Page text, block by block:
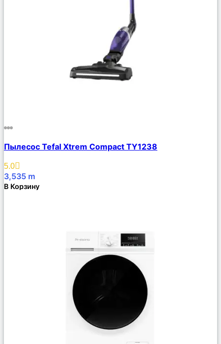
Описание
Избранное
Пылесос Tefal Xtrem Compact TY1238
5.0
3,535 m
В Корзину